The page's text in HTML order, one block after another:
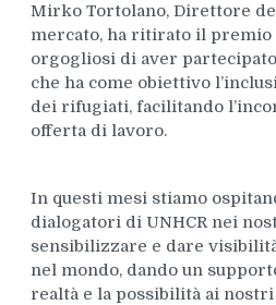
Mirko Tortolano, Direttore
mercato, ha ritirato il premio
orgogliosi di aver
che ha come obiettivo
dei rifugiati, facilitando
offerta di lavoro.
In questi mesi stiamo
dialogatori di UNHCR nei
sensibilizzare e dare
nel mondo, dando un
realtà e la possibilità ai